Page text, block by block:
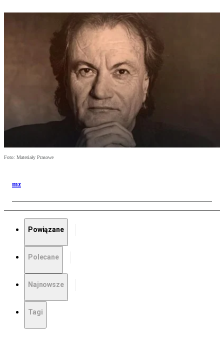
Foto: Materiały Prasowe
mz
Powiązane
Polecane
Najnowsze
Tagi